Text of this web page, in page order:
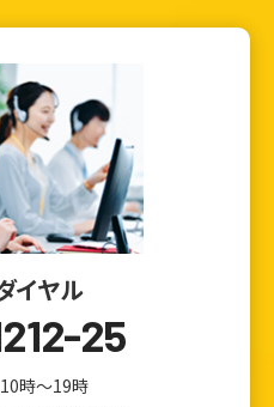
イヤル
25
時～19時